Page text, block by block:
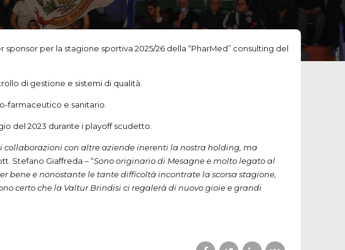
per la stagione sportiva 2025/26 della “PharMed” consulting del
di gestione e sistemi di qualità.
farmaceutico e sanitario.
del 2023 durante i playoff scudetto.
con altre aziende inerenti la nostra holding, ma
Stefano Giaffreda – “Sono originario di Mesagne e molto legato al
bene e nonostante le tante difficoltà incontrate la scorsa stagione,
certo che la Valtur Brindisi ci regalerà di nuovo gioie e grandi